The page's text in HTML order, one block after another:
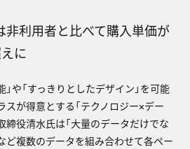
非利用者と比べて購入単価が
に
や「すっきりとしたデザイン」を可能
スが得意とする「テクノロジー×デー
締役清水氏は「大量のデータだけでな
ど複数のデータを組み合わせて各ペー